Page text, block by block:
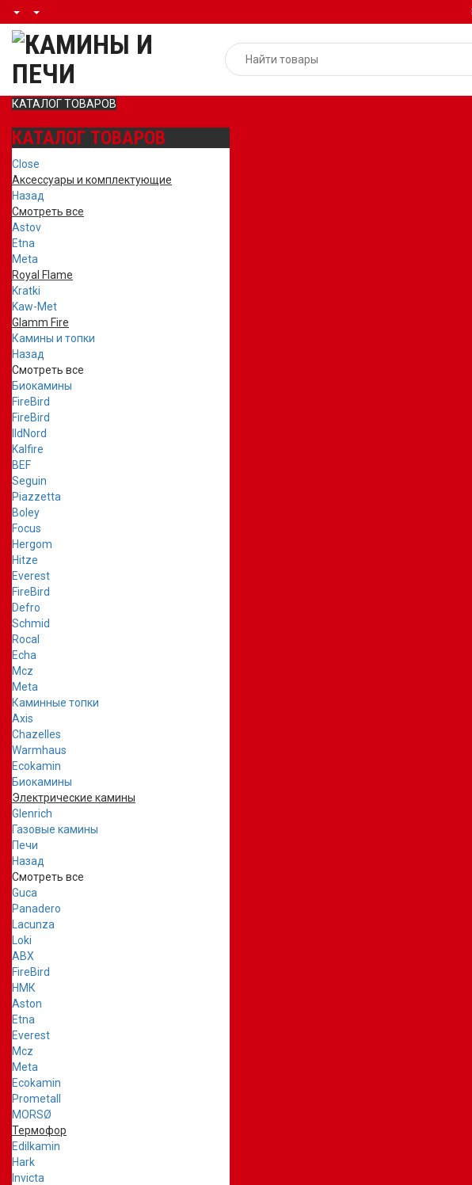
КАТАЛОГ ТОВАРОВ
КАТАЛОГ ТОВАРОВ
Close
Аксессуары и комплектующие
Назад
Смотреть все
Astov
Etna
Meta
Royal Flame
Kratki
Kaw-Met
Glamm Fire
Камины и топки
Назад
Смотреть все
Биокамины
FireBird
FireBird
IldNord
Kalfire
BEF
Seguin
Piazzetta
Boley
Focus
Hergom
Hitze
Everest
FireBird
Defro
Schmid
Rocal
Echa
Mcz
Meta
Каминные топки
Axis
Chazelles
Warmhaus
Ecokamin
Биокамины
Электрические камины
Glenrich
Газовые камины
Печи
Назад
Смотреть все
Guca
Panadero
Lacunza
Loki
ABX
FireBird
НМК
Aston
Etna
Everest
Mcz
Meta
Ecokamin
Prometall
MORSØ
Термофор
Edilkamin
Hark
Invicta